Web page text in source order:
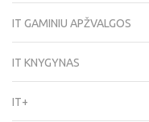
IT GAMINIU APŽVALGOS
IT KNYGYNAS
IT+